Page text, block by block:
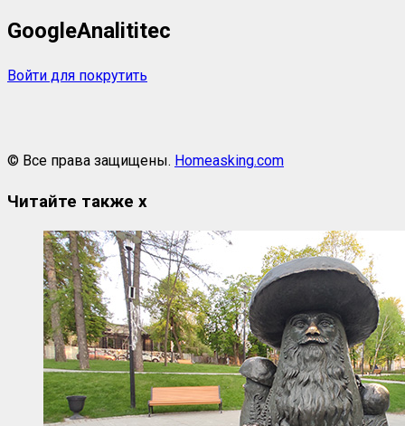
GoogleAnalititec
Войти для покрутить
© Все права защищены. Homeasking.com
Читайте также x